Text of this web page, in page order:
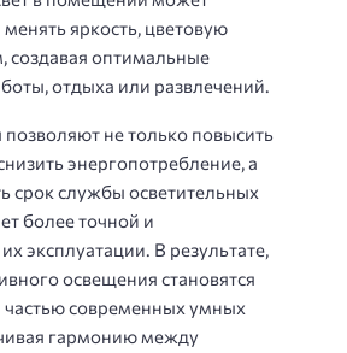
яркость, цветовую
создавая оптимальные
отдыха или развлечений.
не только повысить
энергопотребление, а
срок службы осветительных
более точной и
эксплуатации. В результате,
освещения становятся
современных умных
гармонию между